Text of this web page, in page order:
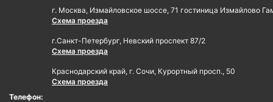
г. Москва, Измайловское шоссе, 71 гостиница Измайлово
Схема проезда
г.Санкт-Петербург, Невский проспект 87/2
Схема проезда
Краснодарский край, г. Сочи, Курортный просп., 50
Схема проезда
Телефон: